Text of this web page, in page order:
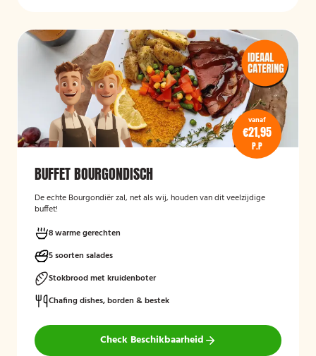
vanaf
€21,95
P.P
BUFFET BOURGONDISCH
De echte Bourgondiër zal, net als wij, houden van dit veelzijdige
buffet!
8 warme gerechten
5 soorten salades
Stokbrood met kruidenboter
Chafing dishes, borden & bestek
Check Beschikbaarheid